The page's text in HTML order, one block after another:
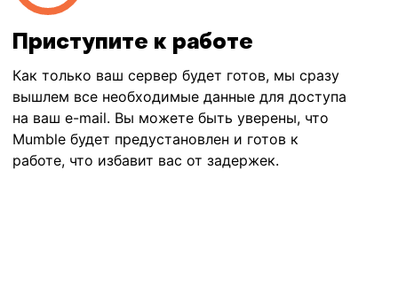
Приступите к работе
Как только ваш сервер будет готов, мы сразу
вышлем все необходимые данные для доступа
на ваш e-mail. Вы можете быть уверены, что
Mumble будет предустановлен и готов к
работе, что избавит вас от задержек.